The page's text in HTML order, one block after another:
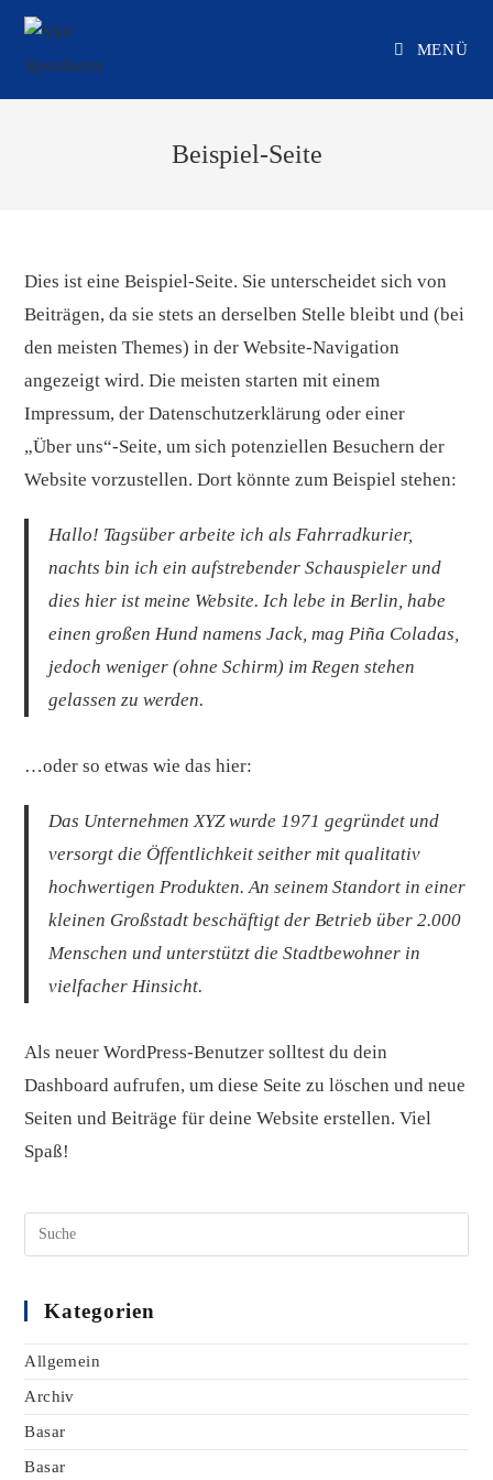
Zum
springen
MENÜ
Beispiel-Seite
Dies ist eine Beispiel-Seite. Sie unterscheidet sich von
Beiträgen, da sie stets an derselben Stelle bleibt und (bei
den meisten Themes) in der Website-Navigation
angezeigt wird. Die meisten starten mit einem
Impressum, der Datenschutzerklärung oder einer
„Über uns“-Seite, um sich potenziellen Besuchern der
Website vorzustellen. Dort könnte zum Beispiel stehen:
Hallo! Tagsüber arbeite ich als Fahrradkurier,
nachts bin ich ein aufstrebender Schauspieler und
dies hier ist meine Website. Ich lebe in Berlin, habe
einen großen Hund namens Jack, mag Piña Coladas,
jedoch weniger (ohne Schirm) im Regen stehen
gelassen zu werden.
…oder so etwas wie das hier:
Das Unternehmen XYZ wurde 1971 gegründet und
versorgt die Öffentlichkeit seither mit qualitativ
hochwertigen Produkten. An seinem Standort in einer
kleinen Großstadt beschäftigt der Betrieb über 2.000
Menschen und unterstützt die Stadtbewohner in
vielfacher Hinsicht.
Als neuer WordPress-Benutzer solltest dudein
Dashboard aufrufen, um diese Seite zu löschen und neue
Seiten und Beiträge für deine Website erstellen. Viel
Spaß!
Suche
nach:
Kategorien
Allgemein
Archiv
Basar
Basar